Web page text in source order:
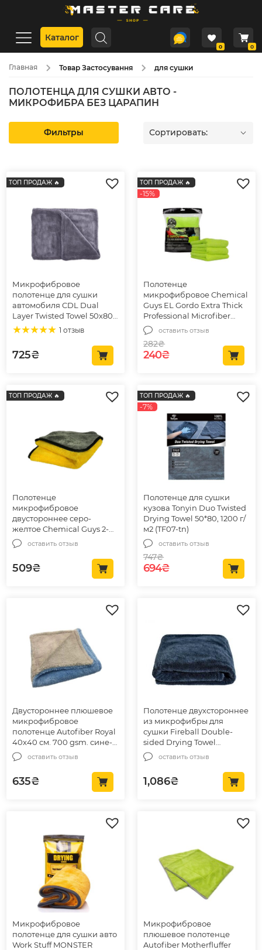
Каталог
0 0
Главная Товар Застосування для сушки
ПОЛОТЕНЦА ДЛЯ СУШКИ АВТО -
МИКРОФИБРА БЕЗ ЦАРАПИН
Фильтры Сортировать:
ТОП ПРОДАЖ 🔥
Микрофибровое
полотенце для сушки
автомобиля CDL Dual
Layer Twisted Towel 50х80,
1200gsm (CDL-23)
1 отзыв
725₴
ТОП ПРОДАЖ 🔥
-15%
Полотенце
микрофибровое Chemical
Guys EL Gordo Extra Thick
Professional Microfiber
Towel Green 41×41см, 1шт
(MIC323)
оставить отзыв
282₴
Первоначальная
240₴Текущая цена:
ТОП ПРОДАЖ 🔥
Полотенце
микрофибровое
двустороннее серо-
желтое Chemical Guys 2-
Faced Soft Touch Microfiber
Towel 40х40см (MIC1001)
оставить отзыв
509₴
ТОП ПРОДАЖ 🔥
-7%
Полотенце для сушки
кузова Tonyin Duo Twisted
Drying Towel 50*80, 1200 г/
м2 (TF07-tn)
оставить отзыв
747₴
Первоначальная
694₴Текущая цена:
Двустороннее плюшевое
микрофибровое
полотенце Autofiber Royal
40х40 см. 700 gsm. сине-
серое (T705GYBH)
оставить отзыв
635₴
Полотенце двухстороннее
из микрофибры для
сушки Fireball Double-
sided Drying Towel
86*74см (215080)
оставить отзыв
1,086₴
Микрофибровое
полотенце для сушки авто
Work Stuff MONSTER
Микрофибровое
плюшевое полотенце
Autofiber Motherfluffer